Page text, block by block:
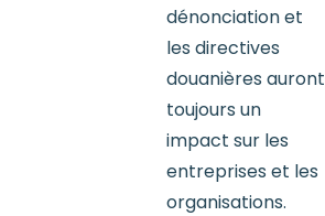
dénonciation et
les directives
douanières auront
toujours un
impact sur les
entreprises et les
organisations.